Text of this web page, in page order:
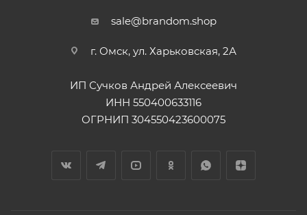
sale@brandom.shop
г. Омск, ул. Харьковская, 2А
ИП Сучков Андрей Алексеевич
ИНН 550400633116
ОГРНИП 304550423600075